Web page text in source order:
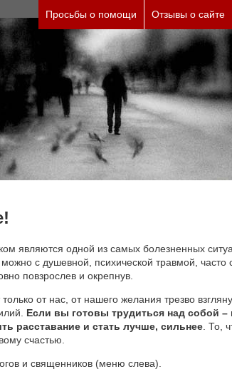
Просьбы о помощи Отзывы о сайте
являются одной из самых болезненных
с душевной, психической травмой, часто
повзрослев и окрепнув.
от нас, от нашего желания трезво
Если вы готовы трудиться над собой –
расставание и стать лучше, сильнее . То,
счастью.
и священников (меню слева).